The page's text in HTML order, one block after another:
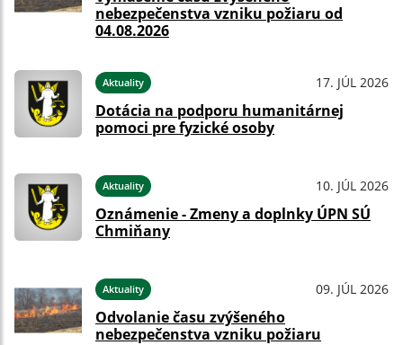
nebezpečenstva vzniku požiaru od
04.08.2026
Aktuality 17. JÚL 2026
Dotácia na podporu humanitárnej
pomoci pre fyzické osoby
Aktuality 10. JÚL 2026
Oznámenie - Zmeny a doplnky ÚPN SÚ
Chmiňany
Aktuality 09. JÚL 2026
Odvolanie času zvýšeného
nebezpečenstva vzniku požiaru